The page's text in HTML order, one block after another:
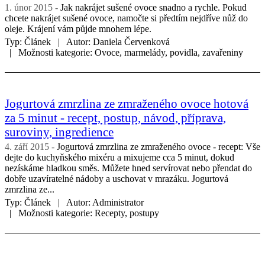
1. únor 2015
Jak nakrájet sušené ovoce snadno a rychle. Pokud
chcete nakrájet sušené ovoce, namočte si předtím nejdříve nůž do
oleje. Krájení vám půjde mnohem lépe.
Typ: Článek Autor: Daniela Červenková
Možnosti kategorie: Ovoce, marmelády, povidla, zavařeniny
Jogurtová zmrzlina ze zmraženého ovoce hotová
za 5 minut - recept, postup, návod, příprava,
suroviny, ingredience
4. září 2015
Jogurtová zmrzlina ze zmraženého ovoce - recept: Vše
dejte do kuchyňského mixéru a mixujeme cca 5 minut, dokud
nezískáme hladkou směs. Můžete hned servírovat nebo přendat do
dobře uzavíratelné nádoby a uschovat v mrazáku. Jogurtová
zmrzlina ze...
Typ: Článek Autor: Administrator
Možnosti kategorie: Recepty, postupy